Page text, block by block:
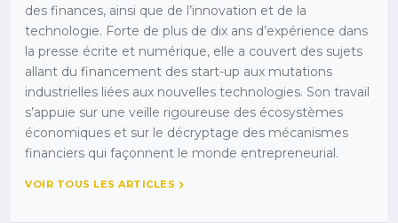
des finances, ainsi que de l’innovation et de la
technologie. Forte de plus de dix ans d’expérience dans
la presse écrite et numérique, elle a couvert des sujets
allant du financement des start-up aux mutations
industrielles liées aux nouvelles technologies. Son travail
s’appuie sur une veille rigoureuse des écosystèmes
économiques et sur le décryptage des mécanismes
financiers qui façonnent le monde entrepreneurial.
VOIR TOUS LES ARTICLES